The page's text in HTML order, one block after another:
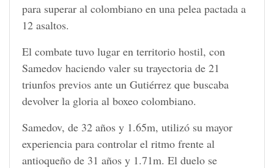
para superar al colombiano en una pelea pactada a
12 asaltos.
El combate tuvo lugar en territorio hostil, con
Samedov haciendo valer su trayectoria de 21
triunfos previos ante un Gutiérrez que buscaba
devolver la gloria al boxeo colombiano.
Samedov, de 32 años y 1.65m, utilizó su mayor
experiencia para controlar el ritmo frente al
antioqueño de 31 años y 1.71m. El duelo se